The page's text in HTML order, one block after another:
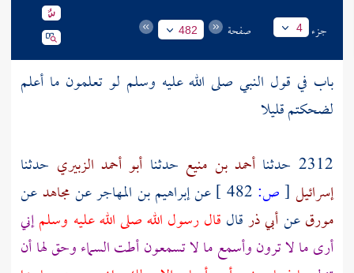
جزء 4 صفحة 482
باب في قول النبي صلى الله عليه وسلم لو تعلمون ما أعلم
لضحكتم قليلا
2312 حدثنا
أحمد بن منيع حدثنا أبو أحمد الزبيري حدثنا
إسرائيل [ص: عنإبراهيم بن المهاجرعنمجاهدعن
مورقعنأبي ذرقال قال رسول الله صلى الله عليه وسلمإني
أرى ما لا ترون وأسمع ما لا تسمعون أطت السماء وحق لها أن